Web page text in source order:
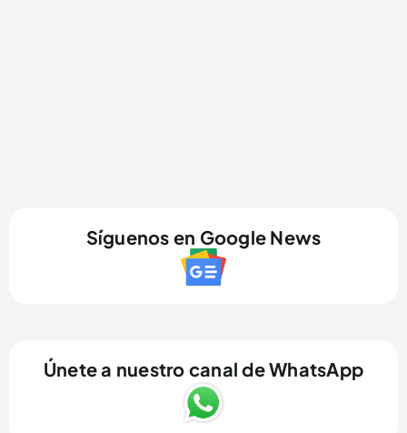
Síguenos en Google News
Únete a nuestro canal de WhatsApp